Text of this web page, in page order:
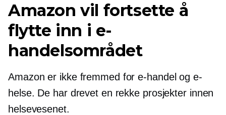
Amazon vil fortsette å
flytte inn i e-
handelsområdet
Amazon er ikke fremmed for e-handel og e-
helse. De har drevet en rekke prosjekter innen
helsevesenet.